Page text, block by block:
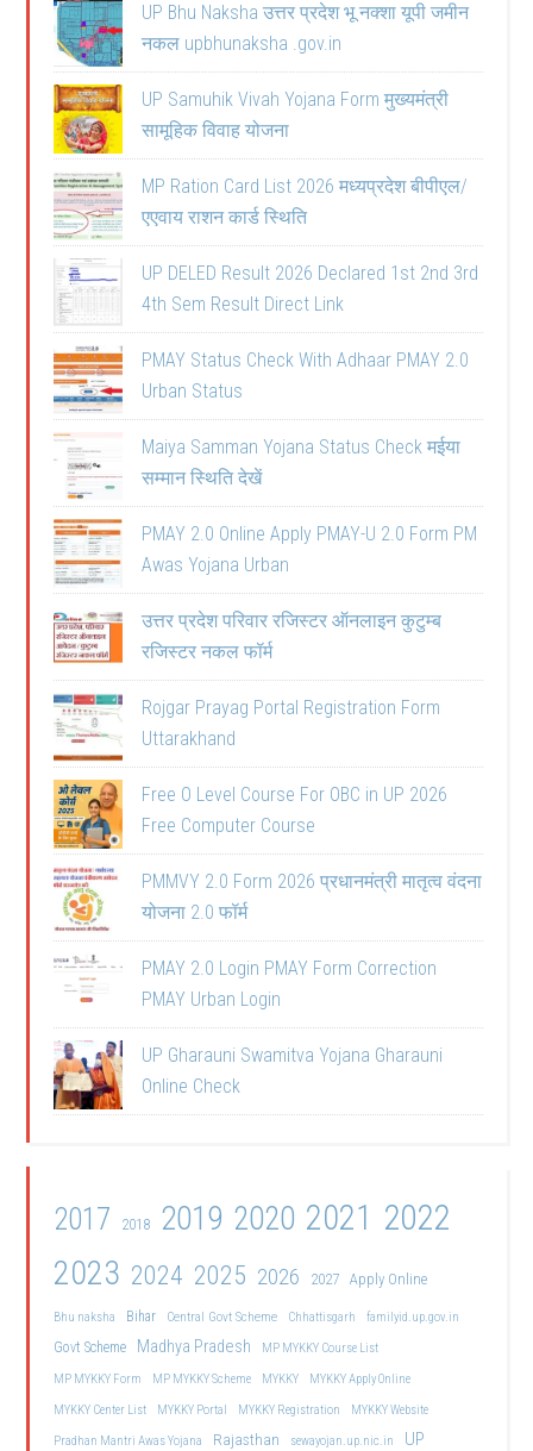
UP Bhu Naksha उत्तर प्रदेश भू नक्शा यूपी जमीन
नकल upbhunaksha .gov.in
UP Samuhik Vivah Yojana Form मुख्यमंत्री
सामूहिक विवाह योजना
MP Ration Card List 2026 मध्यप्रदेश बीपीएल/
एएवाय राशन कार्ड स्थिति
UP DELED Result 2026 Declared 1st 2nd 3rd
4th Sem Result Direct Link
PMAY Status Check With Adhaar PMAY 2.0
Urban Status
Maiya Samman Yojana Status Check मईया
सम्मान स्थिति देखें
PMAY 2.0 Online Apply PMAY-U 2.0 Form PM
Awas Yojana Urban
उत्तर प्रदेश परिवार रजिस्टर ऑनलाइन कुटुम्ब
रजिस्टर नकल फॉर्म
Rojgar Prayag Portal Registration Form
Uttarakhand
Free O Level Course For OBC in UP 2026
Free Computer Course
PMMVY 2.0 Form 2026 प्रधानमंत्री मातृत्व वंदना
योजना 2.0 फॉर्म
PMAY 2.0 Login PMAY Form Correction
PMAY Urban Login
UP Gharauni Swamitva Yojana Gharauni
Online Check
2017 2018 2019 2020 2021 2022
2023 2024 2025 2026 2027 Apply Online
Bhu naksha Bihar Central Govt Scheme Chhattisgarh familyid.up.gov.in
Govt Scheme Madhya Pradesh
MP MYKKY Course List
MP MYKKY Form
MP MYKKY Scheme MYKKY
MYKKY Apply Online
MYKKY Center List
MYKKY Portal MYKKY Registration
MYKKY Website
Pradhan Mantri Awas Yojana
Rajasthan sewayojan.up.nic.in UP